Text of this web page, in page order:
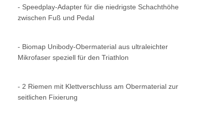
- Speedplay-Adapter für die niedrigste Schachthöhe
zwischen Fuß und Pedal
- Biomap Unibody-Obermaterial aus ultraleichter
Mikrofaser speziell für den Triathlon
- 2 Riemen mit Klettverschluss am Obermaterial zur
seitlichen Fixierung